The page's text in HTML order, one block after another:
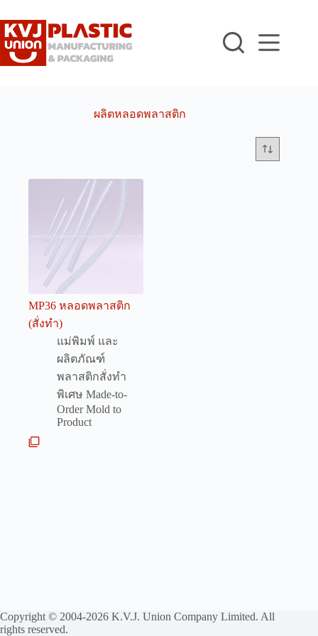
to
content
ผลิตหลอดพลาสติก
MP36 หลอดพลาสติก
(สั่งทำ)
แม่พิมพ์ และ
ผลิตภัณฑ์
พลาสติกสั่งทำ
พิเศษ Made-to-
Order Mold to
Product
Copyright © 2004-2026 K.V.J. Union Company Limited. All
rights reserved.